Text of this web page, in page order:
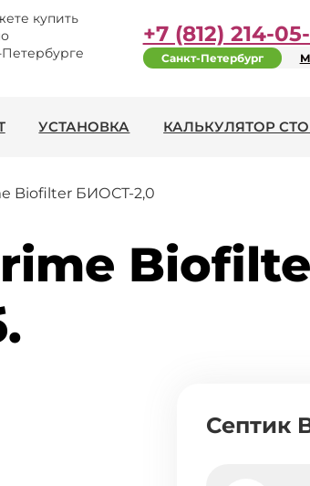
купить
+7 (812) 214-
Санкт-Петербург
УСТАНОВКА КАЛЬКУЛЯТОР
Biofilter БИОСТ-2,0
Септик